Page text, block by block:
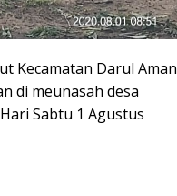
Kecamatan Darul Aman
di meunasah desa
Sabtu 1 Agustus